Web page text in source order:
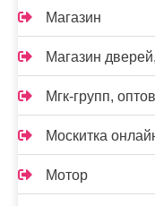
Магазин
Магазин
Мгк-групп,
Москитка
Мотор